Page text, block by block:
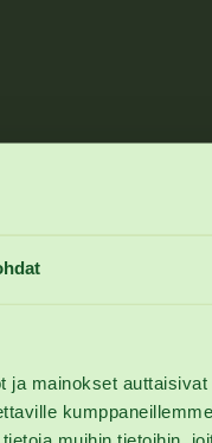
mainokset